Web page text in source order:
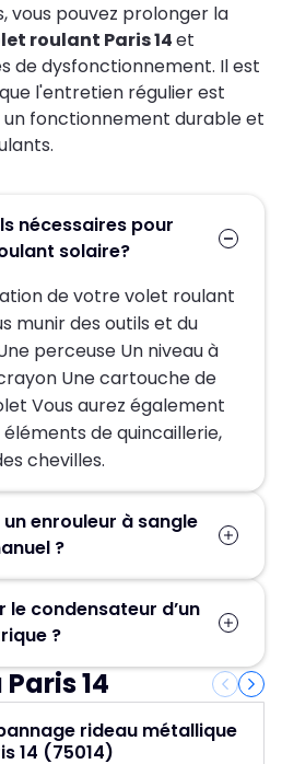
vous pouvez prolonger la
roulant Paris 14et
de dysfonctionnement. Il est
l'entretien régulier est
fonctionnement durable et
nécessaires pour
solaire?
de votre volet roulant
munir des outils et du
perceuse Un niveau à
Une cartouche de
Vous aurez également
de quincaillerie,
chevilles.
enrouleur à sangle
?
devez, en premier lieu,
retirer la sangle de la
le coffre. Enlevez ensuite
le dévissant. Insérez
pour faire sortir la
Installez la nouvelle
condensateur d’un
?
le condensateur
vous devrez
d'abord, démontez le
14
rideau métallique
14 (75014)